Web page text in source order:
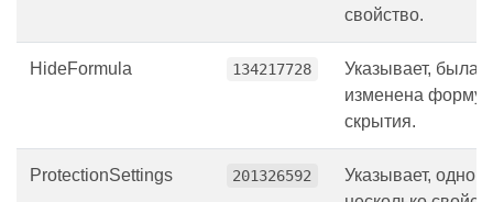
свойство.
HideFormula 134217728
Указывает, была
изменена
скрытия.
ProtectionSettings 201326592
Указывает, одно